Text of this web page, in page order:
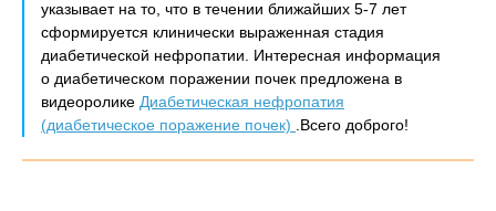
указывает на то, что в течении ближайших 5-7 лет
сформируется клинически выраженная стадия
диабетической нефропатии. Интересная информация
о диабетическом поражении почек предложена в
видеоролике Диабетическая нефропатия
(диабетическое поражение почек)
.Всего доброго!